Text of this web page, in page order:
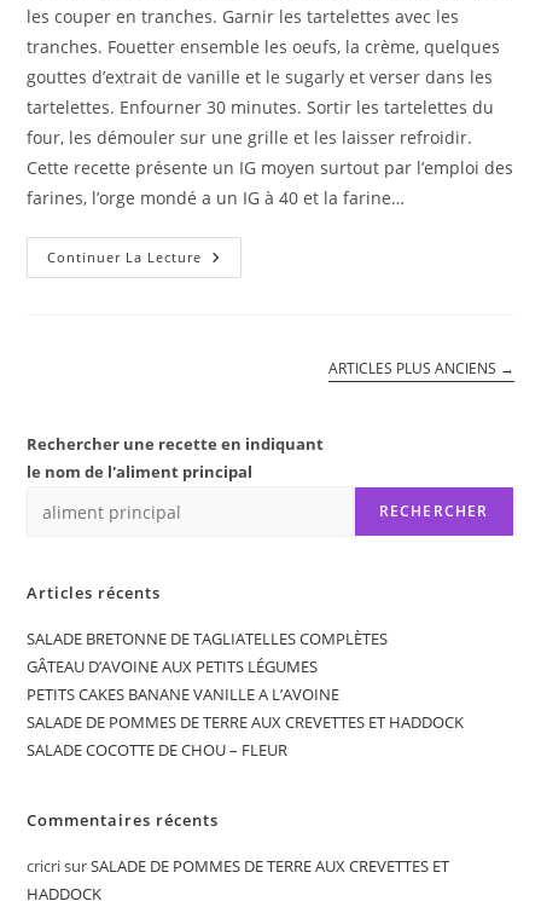
les couper en tranches. Garnir les tartelettes avec les
tranches. Fouetter ensemble les oeufs, la crème, quelques
gouttes d’extrait de vanille et le sugarly et verser dans les
tartelettes. Enfourner 30 minutes. Sortir les tartelettes du
four, les démouler sur une grille et les laisser refroidir.
Cette recette présente un IG moyen surtout par l’emploi des
farines, l’orge mondé a un IG à 40 et la farine…
Continuer La Lecture TARTELETTES
KAKI
ARTICLES PLUS ANCIENS →
Rechercher une recette en indiquant
le nom de l'aliment principal
RECHERCHER
Articles récents
SALADE BRETONNE DE TAGLIATELLES COMPLÈTES
GÂTEAU D’AVOINE AUX PETITS LÉGUMES
PETITS CAKES BANANE VANILLE A L’AVOINE
SALADE DE POMMES DE TERRE AUX CREVETTES ET HADDOCK
SALADE COCOTTE DE CHOU – FLEUR
Commentaires récents
cricrisurSALADE DE POMMES DE TERRE AUX CREVETTES ET
HADDOCK